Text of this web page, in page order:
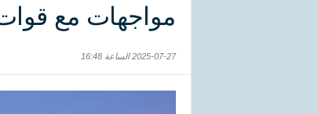
مواجهات مع
2025-07-27 الساعة 16:48